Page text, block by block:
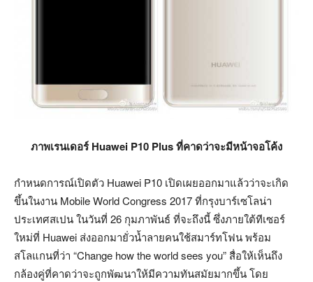
ภาพเรนเดอร์ Huawei P10 Plus ที่คาดว่าจะมีหน้าจอโค้ง
กำหนดการณ์เปิดตัว Huawei P10 เปิดเผยออกมาแล้วว่าจะเกิด
ขึ้นในงาน Mobile World Congress 2017 ที่กรุงบาร์เซโลน่า
ประเทศสเปน ในวันที่ 26 กุมภาพันธ์ ที่จะถึงนี้ ซึ่งภายใต้ทีเซอร์
ใหม่ที่ Huawei ส่งออกมายั่วน้ำลายคนใช้สมาร์ทโฟน พร้อม
สโลแกนที่ว่า “Change how the world sees you” สื่อให้เห็นถึง
กล้องคู่ที่คาดว่าจะถูกพัฒนาให้มีความทันสมัยมากขึ้น โดย